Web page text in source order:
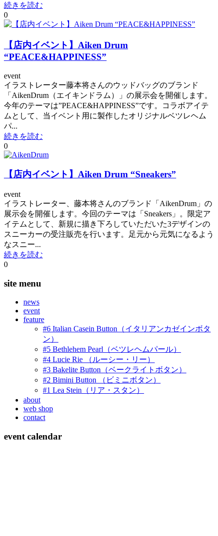
続きを読む
0
【店内イベント】Aiken Drum
“PEACE&HAPPINESS”
event
イラストレーター藤本将さんのウッドバッグのブランド
「AikenDrum（エイキンドラム）」の展示会を開催します。
今年のテーマは”PEACE&HAPPINESS”です。コラボアイテ
ムとして、当イベント用に製作したオリジナルベツレヘム
パ...
続きを読む
0
【店内イベント】Aiken Drum “Sneakers”
event
イラストレーター、藤本将さんのブランド「AikenDrum」の
展示会を開催します。今回のテーマは「Sneakers」。限定ア
イテムとして、新規に描き下ろしていただいた3デザインの
スニーカーの受注販売を行います。足元から元気になるよう
なスニー...
続きを読む
0
site menu
news
event
feature
#6 Italian Casein Button（イタリアンカゼインボタ
ン）
#5 Bethlehem Pearl（ベツレヘムパール）
#4 Lucie Rie （ルーシー・リー）
#3 Bakelite Button（ベークライトボタン）
#2 Bimini Button （ビミニボタン）
#1 Lea Stein（リア・スタン）
about
web shop
contact
event calendar